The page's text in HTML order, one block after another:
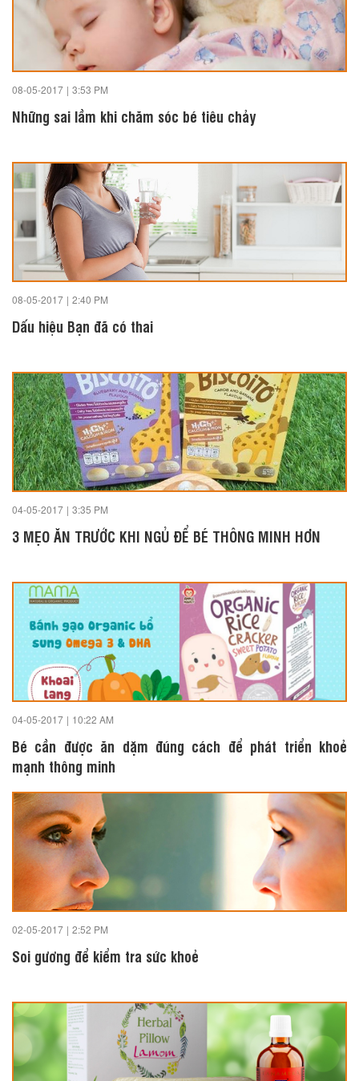
08-05-2017 | 3:53 PM
Những sai lầm khi chăm sóc bé tiêu chảy
08-05-2017 | 2:40 PM
Dấu hiệu Bạn đã có thai
04-05-2017 | 3:35 PM
3 MẸO ĂN TRƯỚC KHI NGỦ ĐỂ BÉ THÔNG MINH HƠN
04-05-2017 | 10:22 AM
Bé cần được ăn dặm đúng cách để phát triển khoẻ
mạnh thông minh
02-05-2017 | 2:52 PM
Soi gương để kiểm tra sức khoẻ